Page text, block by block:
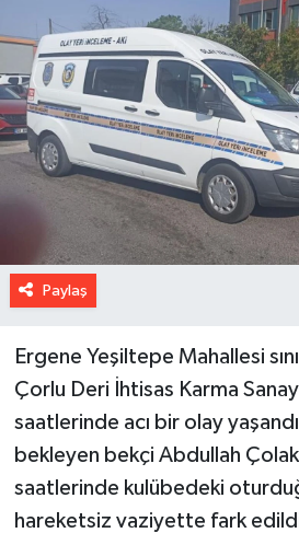
Paylaş
Ergene Yeşiltepe Mahallesi
Çorlu Deri İhtisas Karma
saatlerinde acı bir olay
bekleyen bekçi Abdullah
saatlerinde kulübedeki
hareketsiz vaziyette fark
Sağlık